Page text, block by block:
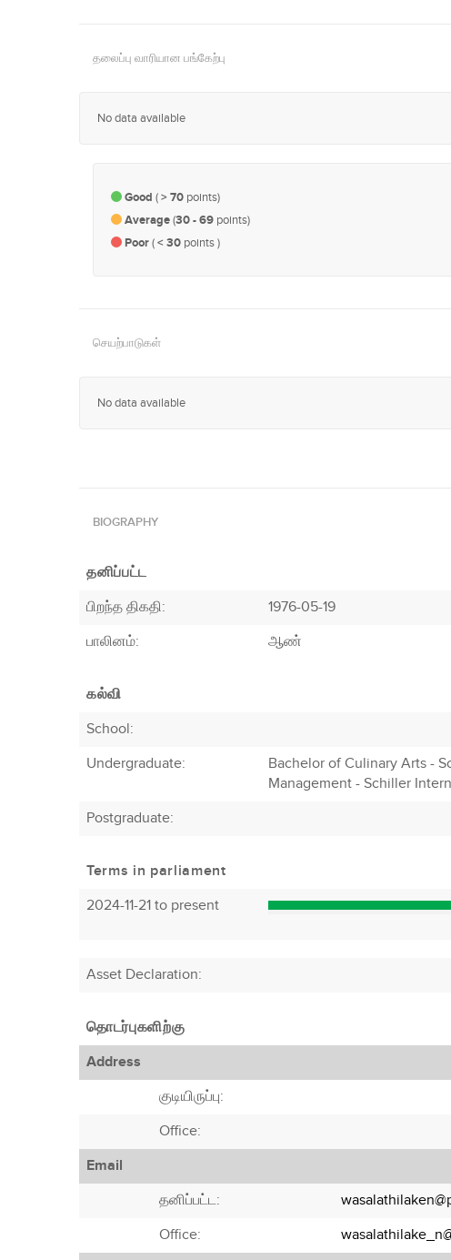
தலைப்பு வாரியான பங்கேற்பு
No data available
Good (> 70 points)
Average(30 - 69 points)
Poor(< 30 points )
செயற்பாடுகள்
No data available
BIOGRAPHY
தனிப்பட்ட
பிறந்த திகதி:
1976-05-19
பாலினம்:
ஆண்
கல்வி
School:
Undergraduate:
Bachelor of Culinary Arts -
Management - Schiller
Postgraduate:
Terms in parliament
2024-11-21 to present
Asset Declaration:
தொடர்புகளிற்கு
Address
குடியிருப்பு:
Office:
Email
தனிப்பட்ட:
Office: